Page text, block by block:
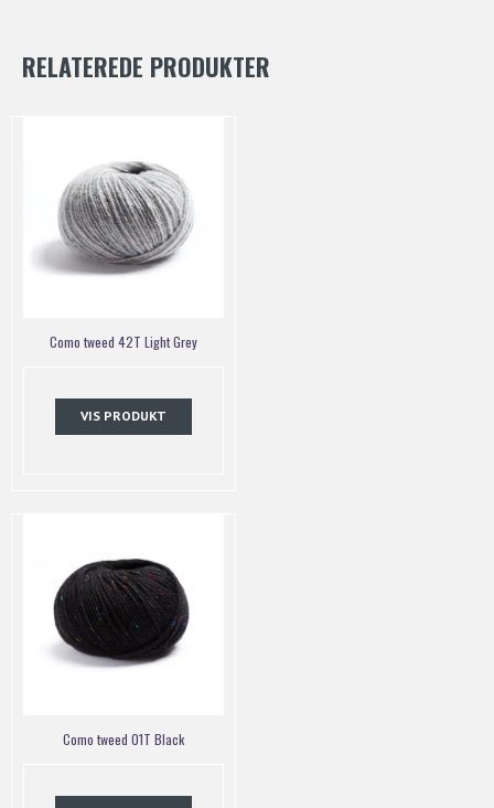
RELATEREDE PRODUKTER
Como tweed 42T Light Grey
VIS PRODUKT
Como tweed 01T Black